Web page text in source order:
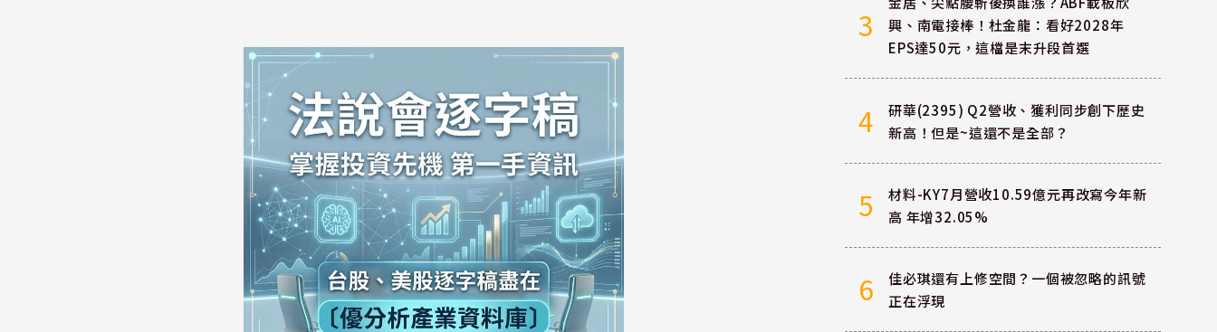
3
興、南電接棒！杜金龍：看好2028年
EPS達50元，這檔是末升段首選
4
研華(2395) Q2營收、獲利同步創下歷史
新高！但是~這還不是全部？
5
材料-KY7月營收10.59億元再改寫今年新
高 年增32.05%
6
佳必琪還有上修空間？一個被忽略的訊號
正在浮現